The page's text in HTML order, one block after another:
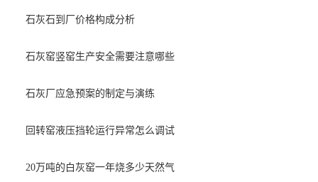
石灰石到厂价格构成分析
石灰窑竖窑生产安全需要注意哪些
石灰厂应急预案的制定与演练
回转窑液压挡轮运行异常怎么调试
20万吨的白灰窑一年烧多少天然气